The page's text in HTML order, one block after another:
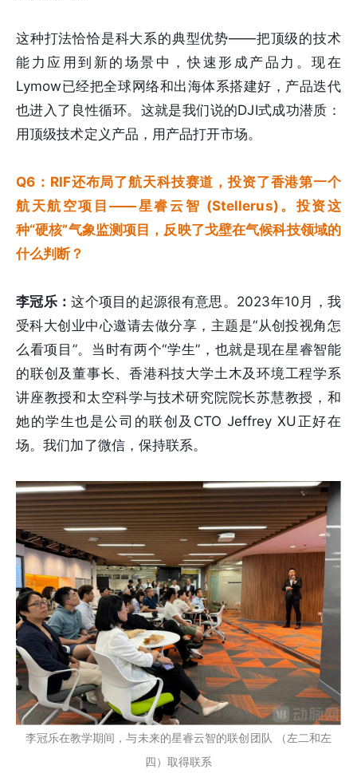
这种打法恰恰是科大系的典型优势——把顶级的技术
能力应用到新的场景中，快速形成产品力。现在
Lymow已经把全球网络和出海体系搭建好，产品迭代
也进入了良性循环。这就是我们说的DJI式成功潜质：
用顶级技术定义产品，用产品打开市场。
Q6：RIF还布局了航天科技赛道，投资了香港第一个
航天航空项目——星睿云智 (Stellerus)。投资这
种“硬核”气象监测项目，反映了戈壁在气候科技领域的
什么判断？
李冠乐：这个项目的起源很有意思。2023年10月，我
受科大创业中心邀请去做分享，主题是“从创投视角怎
么看项目”。当时有两个“学生”，也就是现在星睿智能
的联创及董事长、香港科技大学土木及环境工程学系
讲座教授和太空科学与技术研究院院长苏慧教授，和
她的学生也是公司的联创及CTO Jeffrey XU正好在
场。我们加了微信，保持联系。
李冠乐在教学期间，与未来的星睿云智的联创团队 （左二和左
四）取得联系